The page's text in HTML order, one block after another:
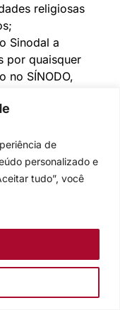
de
personalizado e
tudo”, você
religiosas
Sinodal a
por quaisquer
no SÍNODO,
Sinodal,
seguinte;
Sinodal:
das
doutrinária e
dos ministros